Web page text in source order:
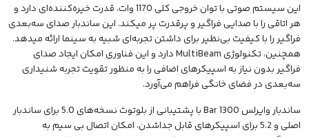
این سیستم صوتی با توان خروجی کلی 1170 وات، قدرت خیره‌کننده‌ای دارد و
هر اتاقی را با صدایی فراگیر و پرقدرت پر میکند. این ساندبار صدای سه‌بعدی
فراگیر را با کیفیت بی‌نظیر برای داشتن تجربه‌ای شبیه به سینما ارائه میدهد.
همچنین، تکنولوژی MultiBeam دارد و این فناوری امکان ایجاد صدای
فراگیر بدون نیاز به اسپیکرهای اضافی را به منظور تقویت تجربه شنیداری
سه‌بعدی در فضای خانگی فراهم می‌آورد.
ساندبار وایرلس Bar 1300 با پشتیبانی از بلوتوث نسخه‌های 5.0 برای ساندبار
اصلی و 5.2 برای اسپیکرهای قابل جداشدن، امکان اتصال بی سیم به